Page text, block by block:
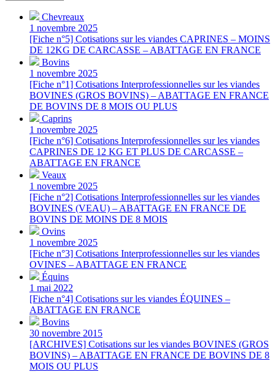
Chevreaux
1 novembre 2025
[Fiche n°5] Cotisations sur les viandes CAPRINES – MOINS
DE 12KG DE CARCASSE – ABATTAGE EN FRANCE
Bovins
1 novembre 2025
[Fiche n°1] Cotisations Interprofessionnelles sur les viandes
BOVINES (GROS BOVINS) – ABATTAGE EN FRANCE
DE BOVINS DE 8 MOIS OU PLUS
Caprins
1 novembre 2025
[Fiche n°6] Cotisations Interprofessionnelles sur les viandes
CAPRINES DE 12 KG ET PLUS DE CARCASSE –
ABATTAGE EN FRANCE
Veaux
1 novembre 2025
[Fiche n°2] Cotisations Interprofessionnelles sur les viandes
BOVINES (VEAU) – ABATTAGE EN FRANCE DE
BOVINS DE MOINS DE 8 MOIS
Ovins
1 novembre 2025
[Fiche n°3] Cotisations Interprofessionnelles sur les viandes
OVINES – ABATTAGE EN FRANCE
Équins
1 mai 2022
[Fiche n°4] Cotisations sur les viandes ÉQUINES –
ABATTAGE EN FRANCE
Bovins
30 novembre 2015
[ARCHIVES] Cotisations sur les viandes BOVINES (GROS
BOVINS) – ABATTAGE EN FRANCE DE BOVINS DE 8
MOIS OU PLUS